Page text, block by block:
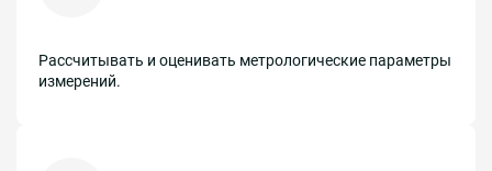
Рассчитывать и оценивать метрологические параметры
измерений.